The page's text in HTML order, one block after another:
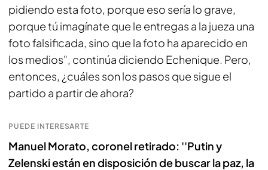
pidiendo esta foto, porque eso sería lo grave,
porque tú imagínate que le entregas a la jueza una
foto falsificada, sino que la foto ha aparecido en
los medios", continúa diciendo Echenique. Pero,
entonces, ¿cuáles son los pasos que sigue el
partido a partir de ahora?
PUEDE INTERESARTE
Manuel Morato, coronel retirado: ''Putin y
Zelenski están en disposición de buscar la paz, la